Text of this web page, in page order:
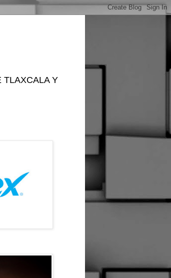
TLAXCALA Y